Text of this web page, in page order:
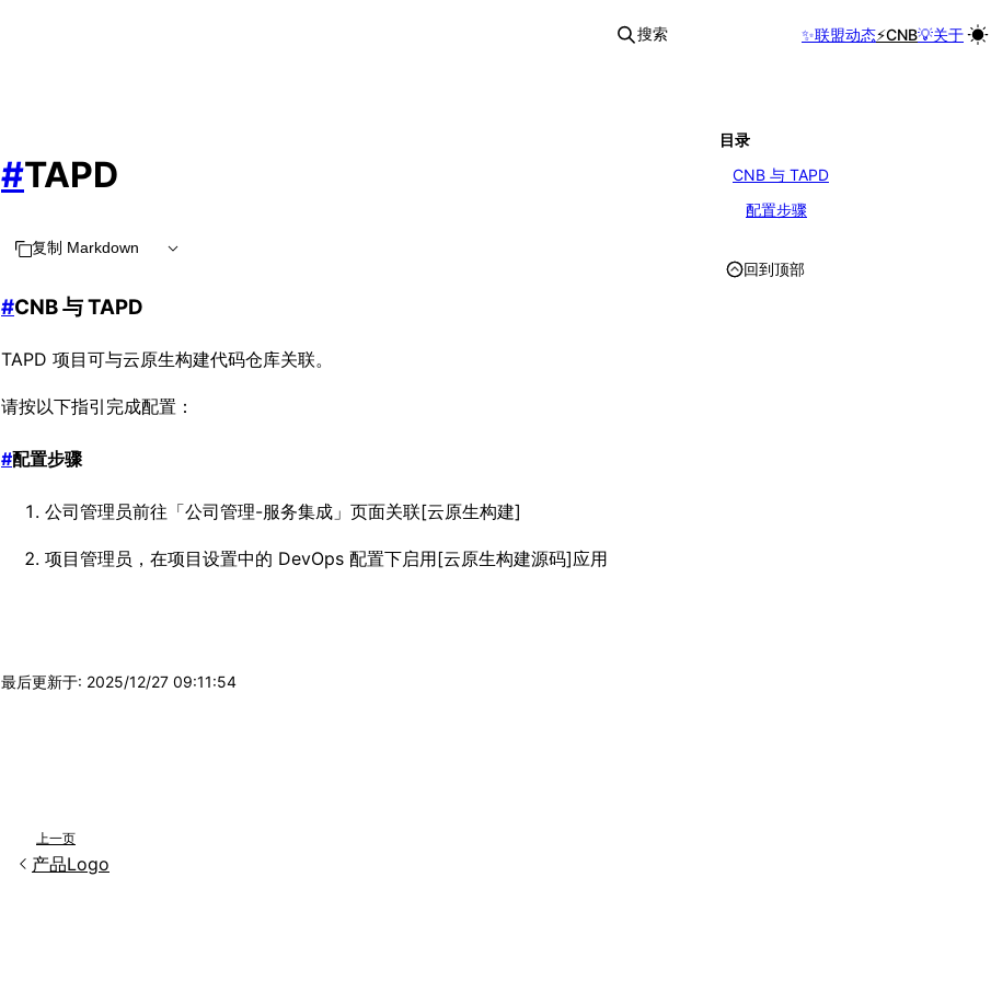
搜索 ✨联盟动态⚡CNB💡关于
#TAPD
复制 Markdown
#CNB 与 TAPD
TAPD 项目可与云原生构建代码仓库关联。
请按以下指引完成配置：
#配置步骤
公司管理员前往「公司管理-服务集成」页面关联[云原生构建]
项目管理员，在项目设置中的 DevOps 配置下启用[云原生构建源码]应用
最后更新于: 2025/12/27 09:11:54
上一页
产品Logo
目录
CNB 与 TAPD
配置步骤
回到顶部